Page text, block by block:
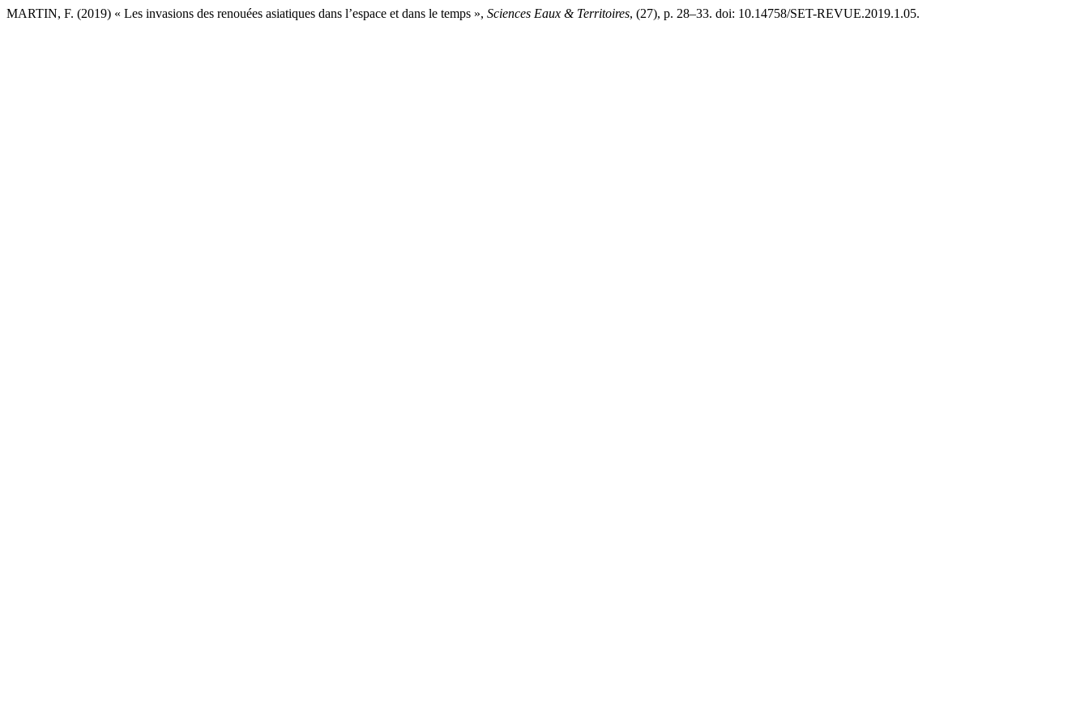
MARTIN, F. (2019) « Les invasions des renouées asiatiques dans l’espace et dans le temps », Sciences Eaux & Territoires, (27), p. 28–33. doi: 10.14758/SET-REVUE.2019.1.05.